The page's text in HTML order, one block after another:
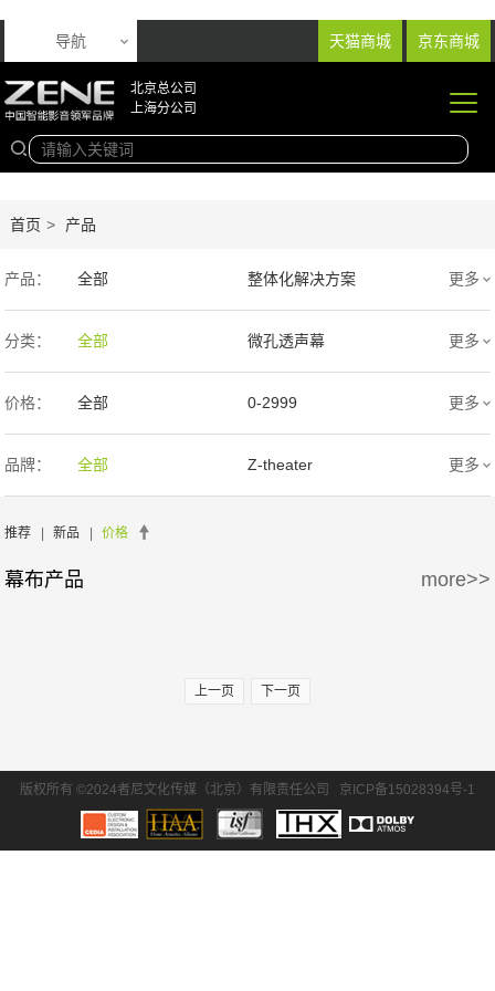
天猫商城 京东商城
导航
北京总公司
上海分公司
首页 > 产品
产品： 全部 整体化解决方案
音响产品 投影产品
专业扩声音箱 幕布产品
声学产品 智能产品
周边产品
更多
分类： 全部 微孔透声幕
编织透声幕 高清4K幕布
更多
价格： 全部 0-2999
3000-9999 1万-5万
5万-15万
30万-50万
更多
品牌： 全部 Z-theater
Screen Excellence
更多
推荐 | 新品 | 价格
幕布产品 more>>
上一页 下一页
版权所有 ©2024者尼文化传媒（北京）有限责任公司 京ICP备15028394号-1